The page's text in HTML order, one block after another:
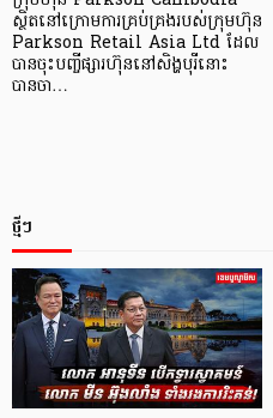
ស្ថិតនៅក្រោមការគ្រប់គ្រងរបស់ក្រុមហ៊ុន
Parkson Retail Asia Ltd ដែល
បានចុះបញ្ចីផ្សារហ៊ុននៅសិង្ហបុរីនោះ
បានចា…
ថ្មីៗ